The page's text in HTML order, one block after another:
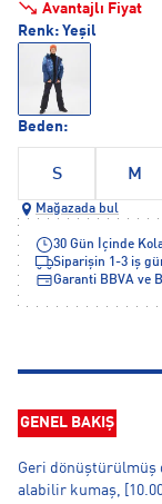
Avantajlı Fiyat
Beden:
S M
Renk: Yeşil
Mağazada bul
30 Gün İçinde
Siparişin 1-3 iş
Garanti BBVA ve
GENEL BAKIŞ
Geri dönüştürülmüş
alabilir kumaş,